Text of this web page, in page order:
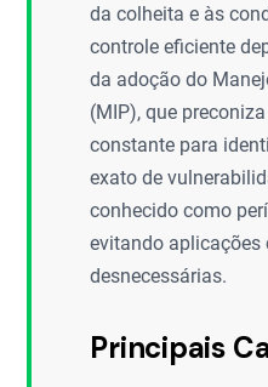
da colheita e às
controle eficiente
da adoção do
(MIP), que
constante para
exato de
conhecido como
evitando aplicações
desnecessárias.
Principais